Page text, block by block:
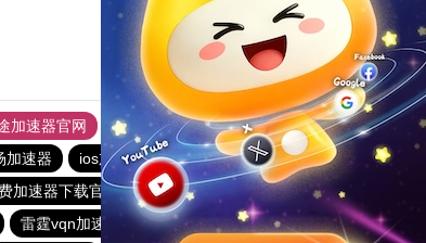
加速器官网 风驰加速器 旋风加速器
八戒看书
加速器 ios加速器 telegeram苹果加速器
outline
加速器下载官网 老王vqn加速
红海pro加速器
雷霆vqn加速官网 快联加速器 加速器哪个好用